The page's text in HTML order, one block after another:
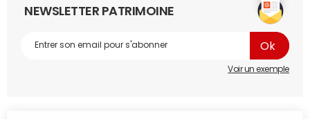
NEWSLETTER PATRIMOINE
Voir un exemple